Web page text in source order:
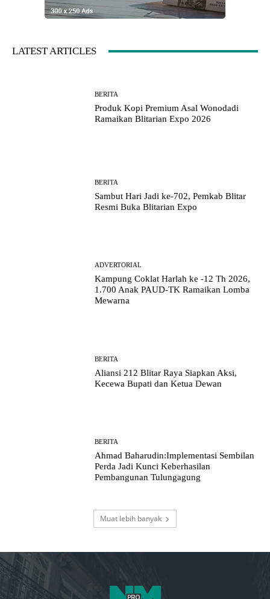
LATEST ARTICLES
BERITA
Produk Kopi Premium Asal Wonodadi
Ramaikan Blitarian Expo 2026
BERITA
Sambut Hari Jadi ke-702, Pemkab Blitar
Resmi Buka Blitarian Expo
ADVERTORIAL
Kampung Coklat Harlah ke -12 Th 2026,
1.700 Anak PAUD-TK Ramaikan Lomba
Mewarna
BERITA
Aliansi 212 Blitar Raya Siapkan Aksi,
Kecewa Bupati dan Ketua Dewan
BERITA
Ahmad Baharudin:Implementasi Sembilan
Perda Jadi Kunci Keberhasilan
Pembangunan Tulungagung
Muat lebih banyak